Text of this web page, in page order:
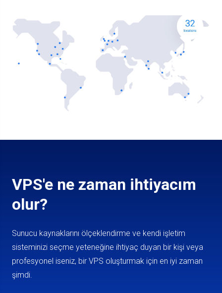
VPS'e ne zaman ihtiyacım
olur?
Sunucu kaynaklarını ölçeklendirme ve kendi işletim
sisteminizi seçme yeteneğine ihtiyaç duyan bir kişi veya
profesyonel iseniz, bir VPS oluşturmak için en iyi zaman
şimdi.